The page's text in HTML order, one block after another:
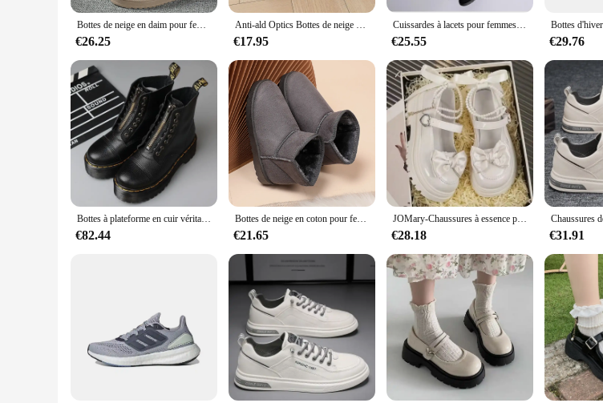
Bottes de neige en daim pour femmes, chaussures plates, chaudes, confortables, décontractées, marche, non ald, tendance, hiver, nouveau, offre spéciale, 2024
€26.25
Anti-ald Optics Bottes de neige en peluche pour femmes, Faux daim, Plateforme, Fourrure, Slip On, Coton chaud, Rembourré, Chaussures pour femmes, Hiver, 45
€17.95
Cuissardes à lacets pour femmes, bottes rondes en daim, chaussures à talons hauts épais, mode chaude, noir, confort, hiver, nouveau, 2024
€25.55 €29.76
Bottes à plateforme en cuir véritable pour hommes et femmes, chaussures de moto, fermeture éclair avant, l'offre elles optiques, mode punk sexy, bottes d'hiver, 35-46
€82.44
Bottes de neige en coton pour femmes, chaussures épaisses, chaudes, plates, courtes, non ald, plus polaire, hiver, nouveau, 2023, 100
€21.65
JOMary-Chaussures à essence pour femmes, mocassins Lolita polyvalents, sandales d'extérieur, perle Kawaii, chaussures décontractées, mode, nouveau
€28.18 €31.91